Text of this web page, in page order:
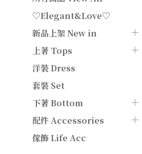
♡Elegant&Love♡
新品上架 New in
上著 Tops
洋裝 Dress
套裝 Set
下著 Bottom
配件 Accessories
傢飾 Life Acc